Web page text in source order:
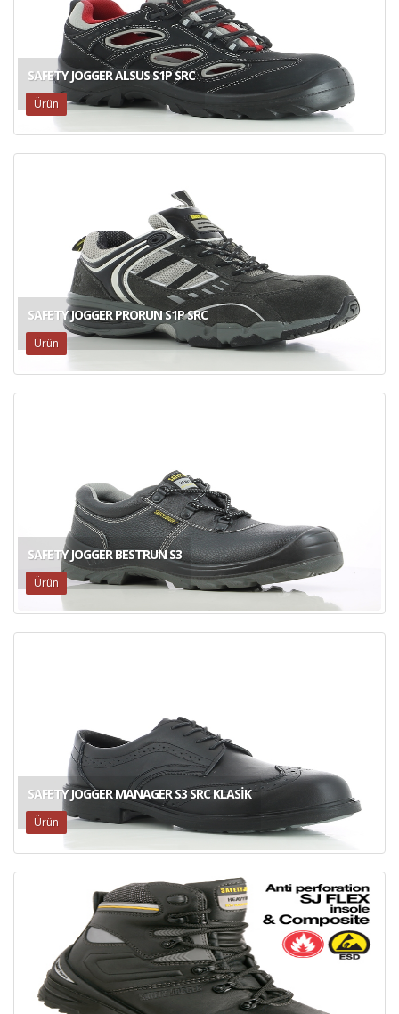
SAFETY JOGGER ALSUS S1P SRC
Ürün
SAFETY JOGGER PRORUN S1P SRC
Ürün
SAFETY JOGGER BESTRUN S3
Ürün
SAFETY JOGGER MANAGER S3 SRC KLASIK
Ürün